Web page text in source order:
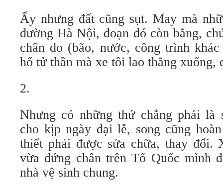
Ấy nhưng đất cũng sụt. May mà
đường Hà Nội, đoạn đó còn bằng,
chân do (bão, nước, công trình
hố tử thần mà xe tôi lao thẳng
2.
Nhưng có những thứ chẳng phải là
cho kịp ngày đại lễ, song cũng
thiết phải được sửa chữa, thay đổi.
vừa đứng chân trên Tổ Quốc mình
nhà vệ sinh chung.